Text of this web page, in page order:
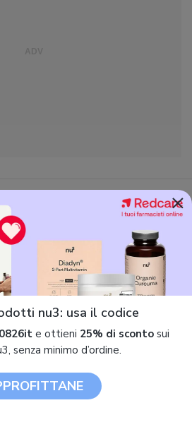
gli ultimi prodotti recensiti
Esi Le Dieci Erbe
×
nu3: usa il codice
e ottieni 25% di scontosui
senza minimo d’ordine.